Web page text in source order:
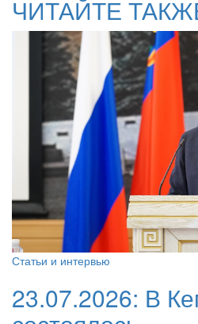
ЧИТАЙТЕ
Статьи и интервью
23.07.2026: В